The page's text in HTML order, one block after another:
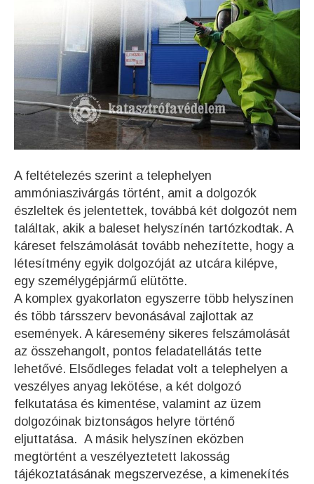
A feltételezés szerint a telephelyen
ammóniaszivárgás történt, amit a dolgozók
észleltek és jelentettek, továbbá két dolgozót nem
találtak, akik a baleset helyszínén tartózkodtak. A
káreset felszámolását tovább nehezítette, hogy a
létesítmény egyik dolgozóját az utcára kilépve,
egy személygépjármű elütötte.
A komplex gyakorlaton egyszerre több helyszínen
és több társszerv bevonásával zajlottak az
események. A káresemény sikeres felszámolását
az összehangolt, pontos feladatellátás tette
lehetővé. Elsődleges feladat volt a telephelyen a
veszélyes anyag lekötése, a két dolgozó
felkutatása és kimentése, valamint az üzem
dolgozóinak biztonságos helyre történő
eljuttatása. A másik helyszínen eközben
megtörtént a veszélyeztetett lakosság
tájékoztatásának megszervezése, a kimenekítés